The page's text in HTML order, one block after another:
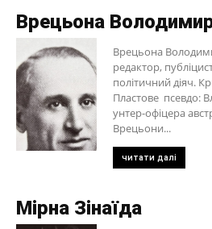
Врецьона
Врецьона
редактор,
політичний діяч.
Пластове псевдо:
унтер-офіцера
Врецьони...
читати далі
Мірна Зінаїда